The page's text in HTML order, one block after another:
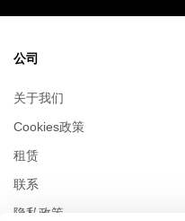
公司
关于我们
Cookies政策
租赁
联系
隐私政策